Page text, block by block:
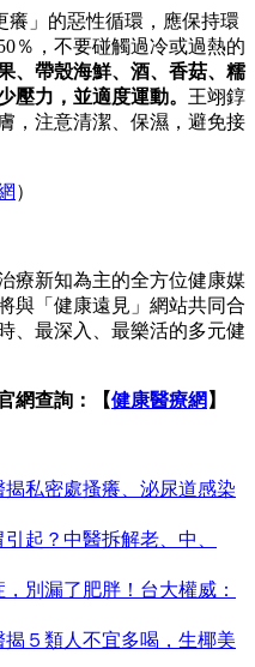
癢」的惡性循環，應保持環
％，不要碰觸過冷或過熱的
、帶殼海鮮、酒、香菇、糯
壓力，並適度運動。 王翊錞
，注意清潔、保濕，避免接
）
療新知為主的全方位健康媒
與「健康遠見」網站共同合
、最深入、最樂活的多元健
網查詢：【健康醫療網 】
私密處搔癢、泌尿道感染
起？中醫拆解老、中、
別漏了肥胖！台大權威：
５類人不宜多喝，生椰美